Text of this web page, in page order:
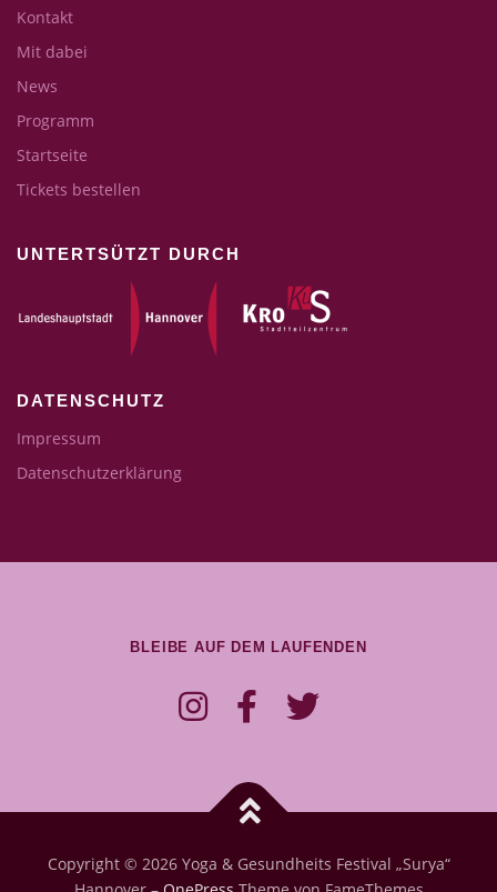
Kontakt
Mit dabei
News
Programm
Startseite
Tickets bestellen
UNTERTSÜTZT DURCH
DATENSCHUTZ
Impressum
Datenschutzerklärung
BLEIBE AUF DEM LAUFENDEN
Copyright © 2026 Yoga & Gesundheits Festival „Surya“